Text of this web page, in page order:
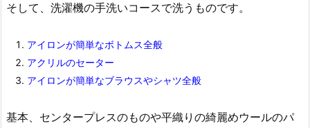
そして、洗濯機の手洗いコースで洗うものです。
アイロンが簡単なボトムス全般
アクリルのセーター
アイロンが簡単なブラウスやシャツ全般
基本、センタープレスのものや平織りの綺麗めウールのパ